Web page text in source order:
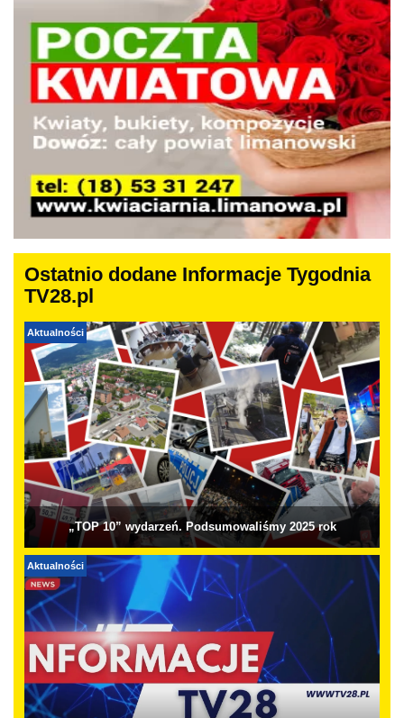
Ostatnio dodane Informacje Tygodnia
TV28.pl
Aktualności
„TOP 10” wydarzeń. Podsumowaliśmy 2025 rok
Aktualności